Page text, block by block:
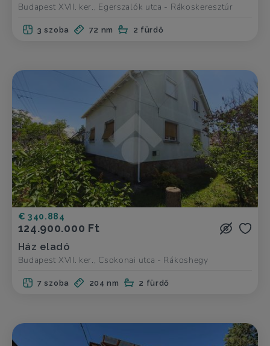
Budapest XVII. ker., Egerszalók utca - Rákoskeresztúr
3 szoba 72 nm 2 fürdő
€ 340.884
124.900.000 Ft
Ház eladó
Budapest XVII. ker., Csokonai utca - Rákoshegy
7 szoba 204 nm 2 fürdő